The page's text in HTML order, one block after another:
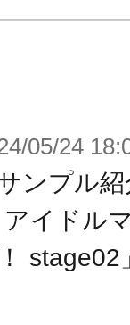
皆さまに
」装着用
は「七尾
付属し
05/24
サンプル
アイドル
stage02